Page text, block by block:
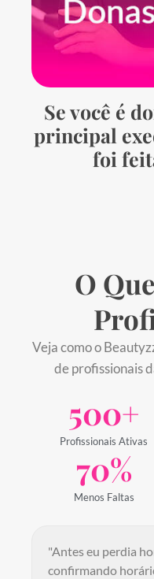
Se você é
principal
foi
O
Veja como o
de profissionais
Profissionais Ativas
500+
Menos Faltas
70%
"Antes eu perdia
confirmando